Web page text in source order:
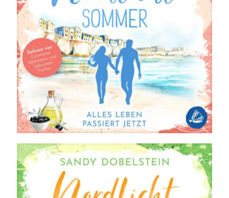
Alles Leben passiert jetzt: Nordlicht-Sommer (ALLES-Reihe 2)